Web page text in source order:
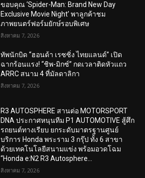
ขอบคุณ ‘Spider-Man: Brand New Day
Exclusive Movie Night’ พาลูกค้าชม
ภาพยนตร์ฟอร์มยักษ์รอบพิเศษ
สิงหาคม 7, 2026
ทัพนักบิด “ฮอนด้า เรซซิ่ง ไทยแลนด์” เปิด
ฉากร้อนแรง! “ชิพ-มิกซ์” กดเวลาติดหัวแถว
ARRC สนาม 4 ที่มัลดาลิกา
สิงหาคม 7, 2026
R3 AUTOSPHERE สานต่อ MOTORSPORT
DNA ประกาศหนุนทีม P1 AUTOMOTIVE สู้ศึก
รถยนต์ทางเรียบ ยกระดับมาตรฐานศูนย์
บริการ Honda พระราม 3 กรุ๊ป ทั้ง 6 สาขา
ด้วยเทคโนโลยีสนามแข่ง พร้อมอวดโฉม
“Honda e:N2 R3 Autosphere...
สิงหาคม 7, 2026